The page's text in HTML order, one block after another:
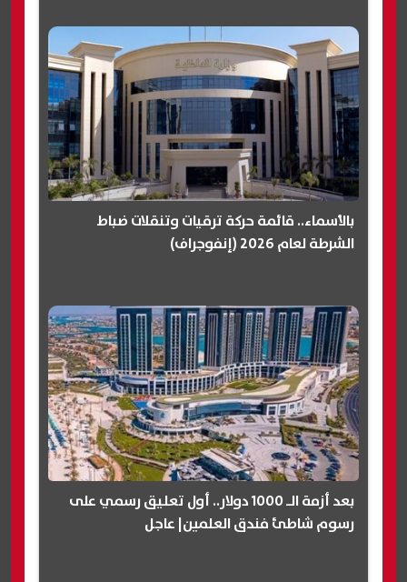
بالأسماء.. قائمة حركة ترقيات وتنقلات ضباط
الشرطة لعام 2026 (إنفوجراف)
بعد أزمة الـ 1000 دولار.. أول تعليق رسمي على
رسوم شاطئ فندق العلمين| عاجل